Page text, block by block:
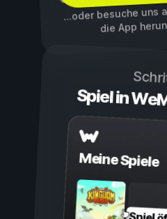
...oder besuche
die App
Spiel in
Meine Spiele